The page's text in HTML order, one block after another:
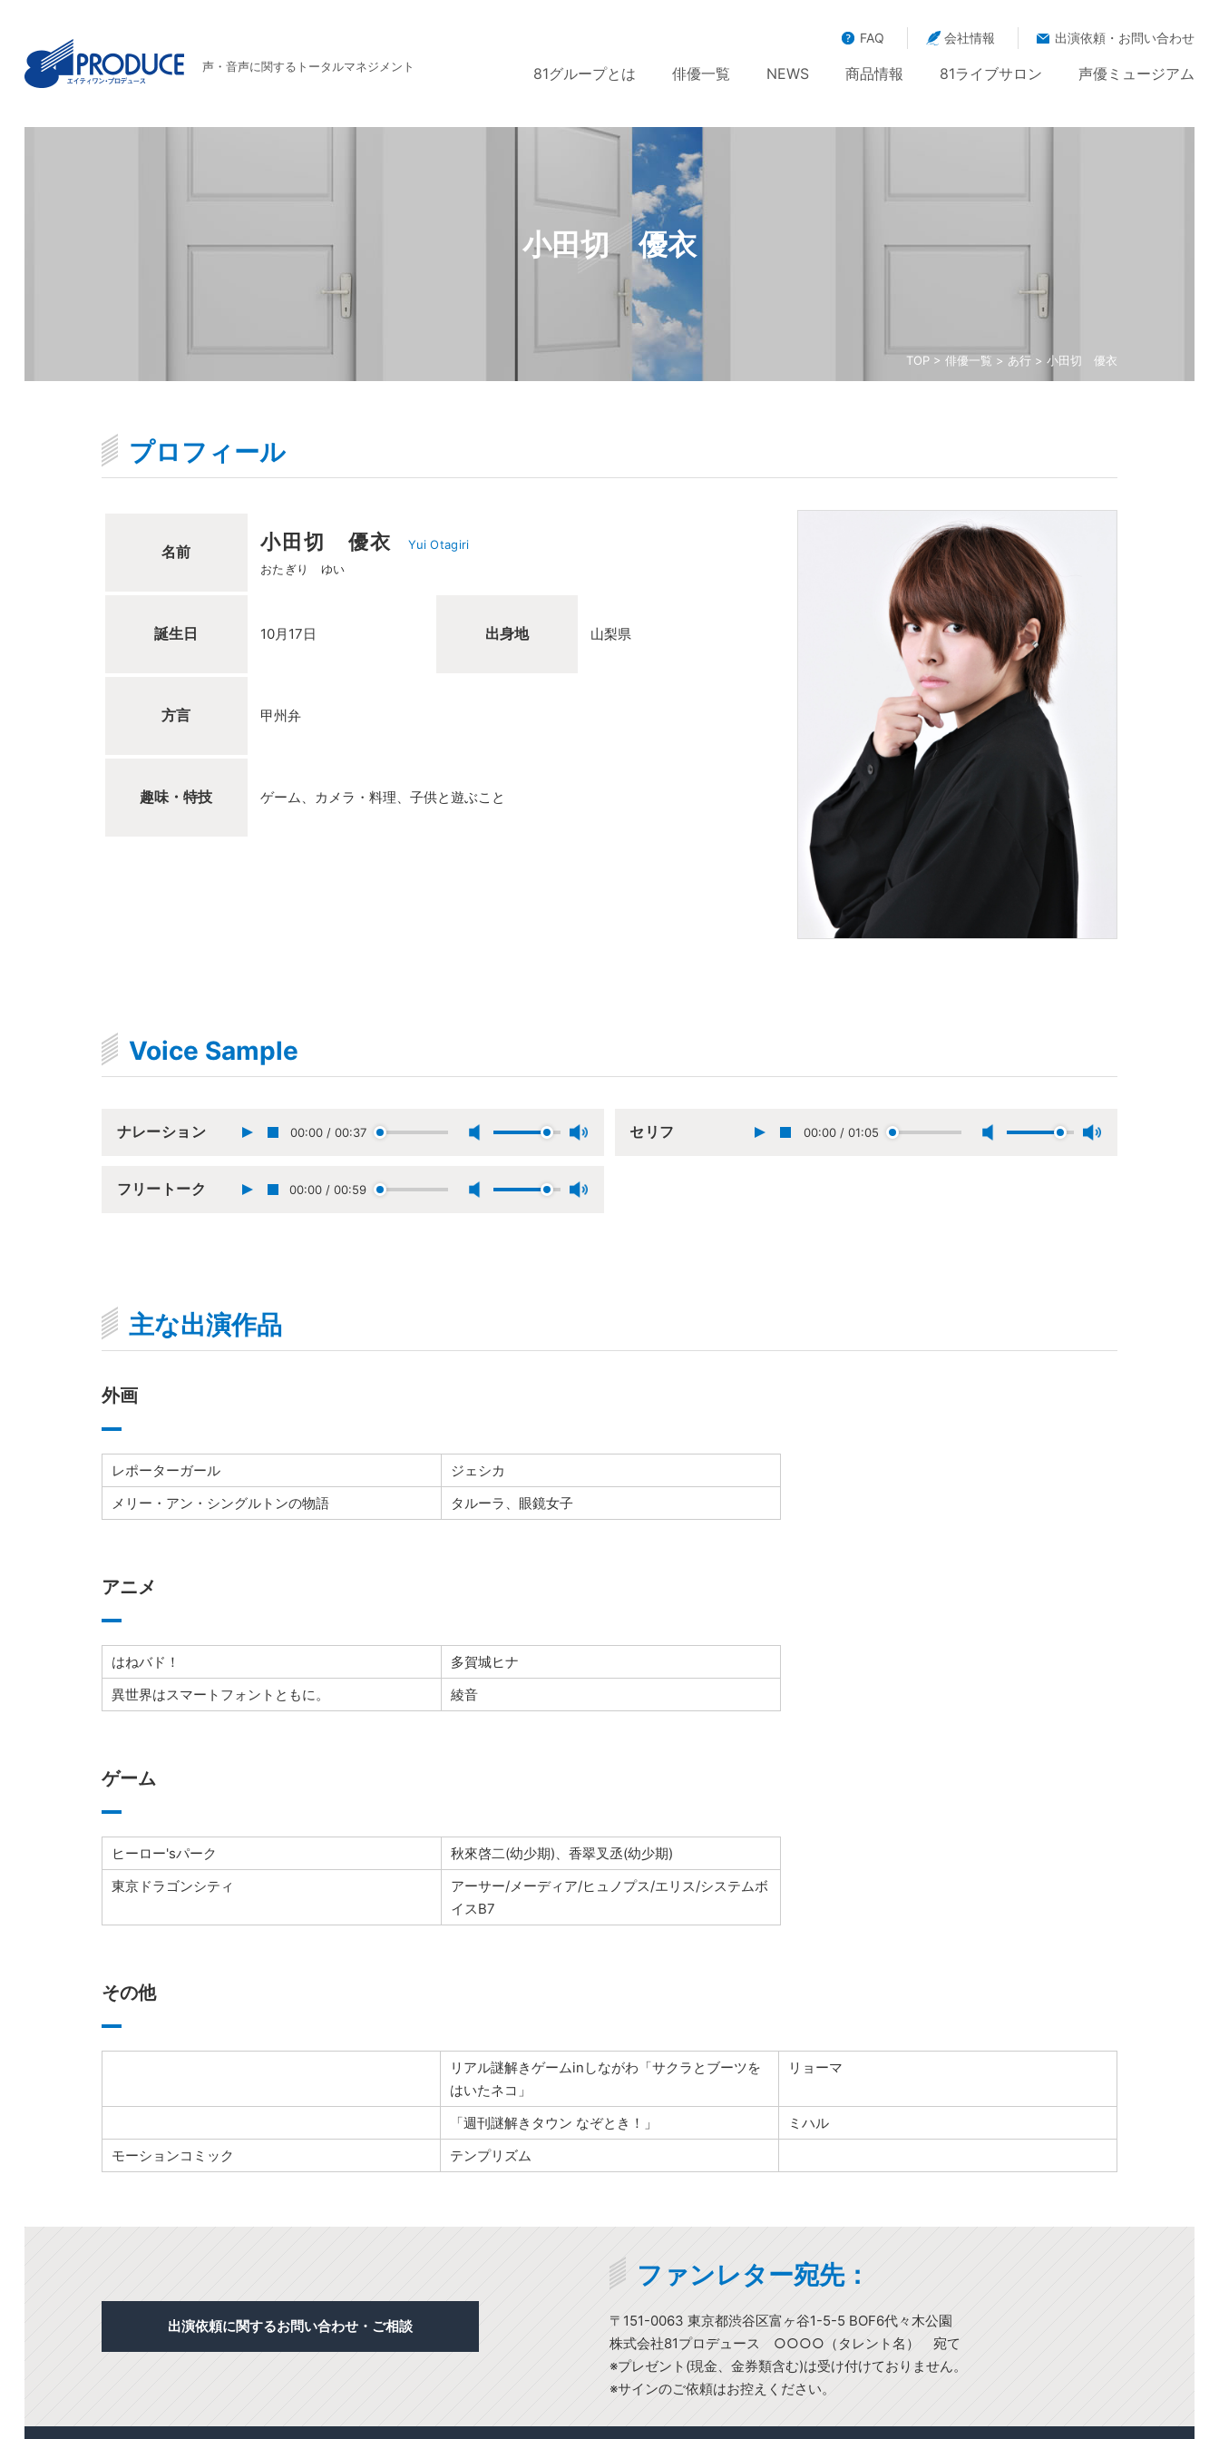
声・音声に関するトータルマネジメント
FAQ 会社情報 出演依頼・お問い合わせ
81グループとは 俳優一覧 NEWS 商品情報 81ライブサロン 声優ミュージアム
TOP> 俳優一覧 > あ行> 小田切 優衣
小田切 優衣
プロフィール
名前 小田切 優衣
Yui Otagiri
おたぎり ゆい
誕生日 10月17日 出身地 山梨県
方言 甲州弁
趣味・特技 ゲーム、カメラ・料理、子供と遊ぶこと
Voice Sample
ナレーション 00:00 / 00:37 セリフ 00:00 / 01:05
フリートーク 00:00 / 00:59
主な出演作品
外画
レポーターガール
ジェシカ
メリー・アン・シングルトンの物語
タルーラ、眼鏡女子
アニメ
はねバド！
多賀城ヒナ
異世界はスマートフォントともに。
綾音
ゲーム
ヒーロー'sパーク
秋來啓二(幼少期)、香翠叉丞(幼少期)
東京ドラゴンシティ
アーサー/メーディア/ヒュノプス/エリス/システムボ
イスB7
その他
リアル謎解きゲームinしながわ「サクラとブーツを
はいたネコ」
リョーマ
「週刊謎解きタウン なぞとき！」
ミハル
モーションコミック
テンプリズム
出演依頼に関するお問い合わせ・ご相談
ファンレター宛先：
〒151-0063 東京都渋谷区富ヶ谷1-5-5 BOF6代々木公園
株式会社81プロデュース ○○○○（タレント名） 宛て
※プレゼント(現金、金券類含む)は受け付けておりません。
※サインのご依頼はお控えください。